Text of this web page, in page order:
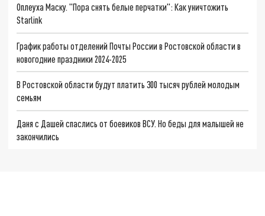
Оплеуха Маску. "Пора снять белые перчатки": Как уничтожить
Starlink
График работы отделений Почты России в Ростовской области в
новогодние праздники 2024-2025
В Ростовской области будут платить 300 тысяч рублей молодым
семьям
Даня с Дашей спаслись от боевиков ВСУ. Но беды для малышей не
закончились